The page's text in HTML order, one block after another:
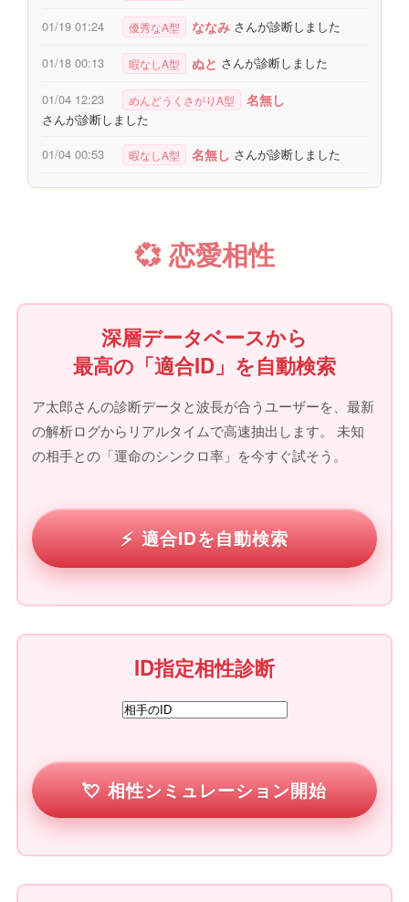
01/19 01:24 優秀なA型 ななみ さんが診断しました
01/18 00:13 暇なしA型 ぬと さんが診断しました
01/04 12:23 めんどうくさがりA型 名無し
さんが診断しました
01/04 00:53 暇なしA型 名無し さんが診断しました
💞 恋愛相性
深層データベースから
最高の「適合ID」を自動検索
ア太郎さんの診断データと波長が合うユーザーを、最新
の解析ログからリアルタイムで高速抽出します。 未知
の相手との「運命のシンクロ率」を今すぐ試そう。
適合IDを自動検索
ID指定相性診断
相性シミュレーション開始